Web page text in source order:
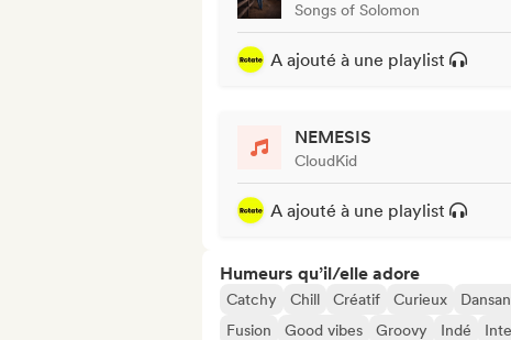
Songs of Solomon
A ajouté à une playlist
NEMESIS
CloudKid
A ajouté à une playlist
Humeurs qu’il/elle adore
Catchy Chill Créatif Curieux
Fusion
Good vibes Groovy Indé